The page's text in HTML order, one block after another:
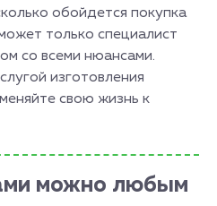
обойдется покупка
только специалист
со всеми нюансами.
изготовления
свою жизнь к
можно любым